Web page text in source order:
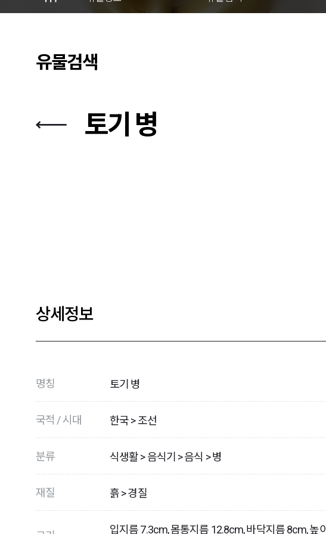
유물검색
토기 병
상세정보
명칭 토기 병
국적 / 시대 한국 > 조선
분류 식생활 > 음식기 > 음식 > 병
재질 흙 > 경질
입지름 7.3cm, 몸통지름 12.8cm, 바닥지름 8cm, 높이